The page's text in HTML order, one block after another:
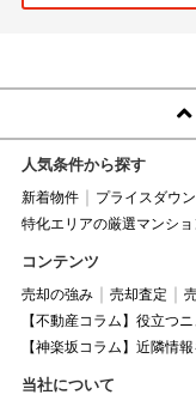
人気条件から探す
新着物件 プライスダウン
特化エリアの厳選マンシ
コンテンツ
売却の強み 売却査定
【不動産コラム】役立つ
【神楽坂コラム】近隣情
当社について